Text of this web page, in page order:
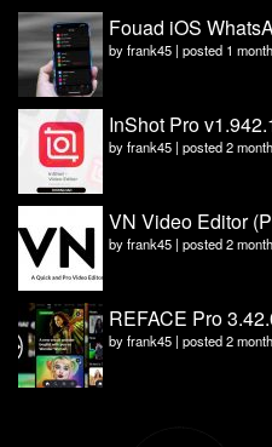
Fouad iOS
byfrank45 | posted 1
InShot Pro
byfrank45 | posted 2
VN Video Editor
byfrank45 | posted 2
REFACE Pro
byfrank45 | posted 2